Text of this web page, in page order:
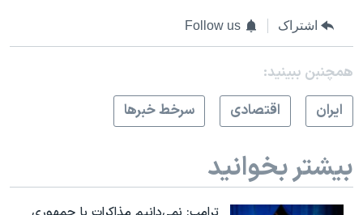
اشتراک Follow us
همچنبن ببینید:
ايران
اقتصادی سرخط خبرها
بیشتر بخوانید